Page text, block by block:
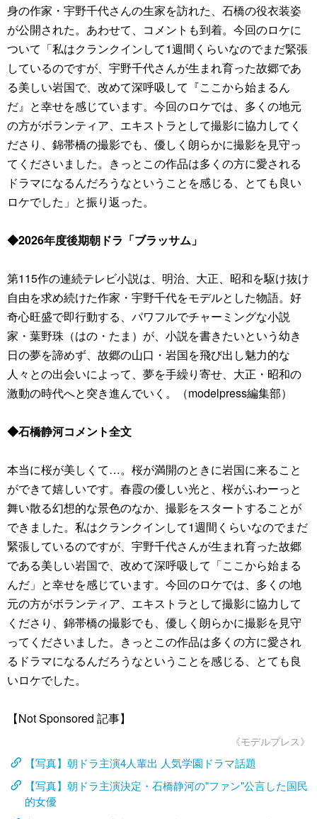
身の作家・宇野千代さんの生家を訪れた、石橋の役衣装姿
が公開された。あわせて、コメントも到着。今回のロケに
ついて「私はクランクインして1週間くらいなのでまだ緊張
しているのですが、宇野千代さんが生まれ育った故郷であ
る美しい岩国で、改めて深呼吸して『ここから始まるん
だ』と幸せを感じています。今回のロケでは、多くの地元
の方がボランティア、エキストラとして撮影に協力してく
ださり、錦帯橋の撮影でも、優しく朗らかに撮影を見守っ
てくださいました。きっとこの作品は多くの方に愛される
ドラマになるんだろうなということを感じる、とても良い
ロケでした」と振り返った。
◆2026年度後期朝ドラ「ブラッサム」
第115作の連続テレビ小説は、明治、大正、昭和を駆け抜け
自由を求め続けた作家・宇野千代をモデルとした物語。好
奇心旺盛で即行動する、パワフルでチャーミングな小説
家・葉野珠（はの・たま）が、小説を書きたいという幼き
日の夢を諦めず、故郷の山口・岩国を飛び出し魅力的な
人々との出会いによって、夢を手繰り寄せ、大正・昭和の
激動の時代へと突き進んでいく。（modelpress編集部）
◆石橋静河コメント全文
本当に桜が美しくて…。桜が満開のときに岩国に来ること
ができて嬉しいです。春霞の優しい光と、桜がふわーっと
舞い散る幻想的な景色のなか、撮影をスタートすることが
できました。私はクランクインして1週間くらいなのでまだ
緊張しているのですが、宇野千代さんが生まれ育った故郷
である美しい岩国で、改めて深呼吸して「ここから始まる
んだ」と幸せを感じています。今回のロケでは、多くの地
元の方がボランティア、エキストラとして撮影に協力して
くださり、錦帯橋の撮影でも、優しく朗らかに撮影を見守
ってくださいました。きっとこの作品は多くの方に愛され
るドラマになるんだろうなということを感じる、とても良
いロケでした。
【Not Sponsored 記事】
《モデルプレス》
【写真】朝ドラ主演4人輩出 人気学園ドラマ話題
【写真】朝ドラ主演決定・石橋静河の"ファン"公言した国民
的女優